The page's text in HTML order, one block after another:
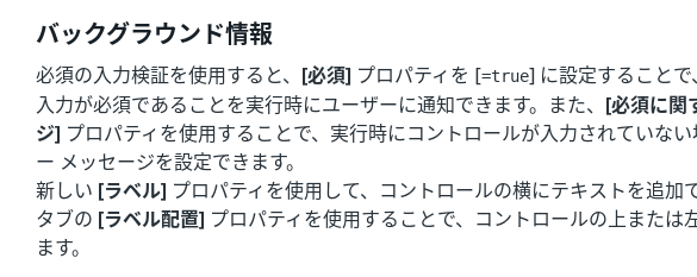
バックグラウンド情報
必須の入力検証を使用すると、 [必須] プロパティを [=true] に設定すること
入力が必須であることを実行時にユーザーに通知できます。また、 [必須に関
ジ] プロパティを使用することで、実行時にコントロールが入力されていな
ー メッセージを設定できます。
新しい [ラベル] プロパティを使用して、コントロールの横にテキストを追加
タブの [ラベル配置] プロパティを使用することで、コントロールの上または
ます。